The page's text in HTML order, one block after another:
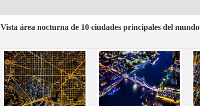
Vista área nocturna de 10 ciudades principales del mundo